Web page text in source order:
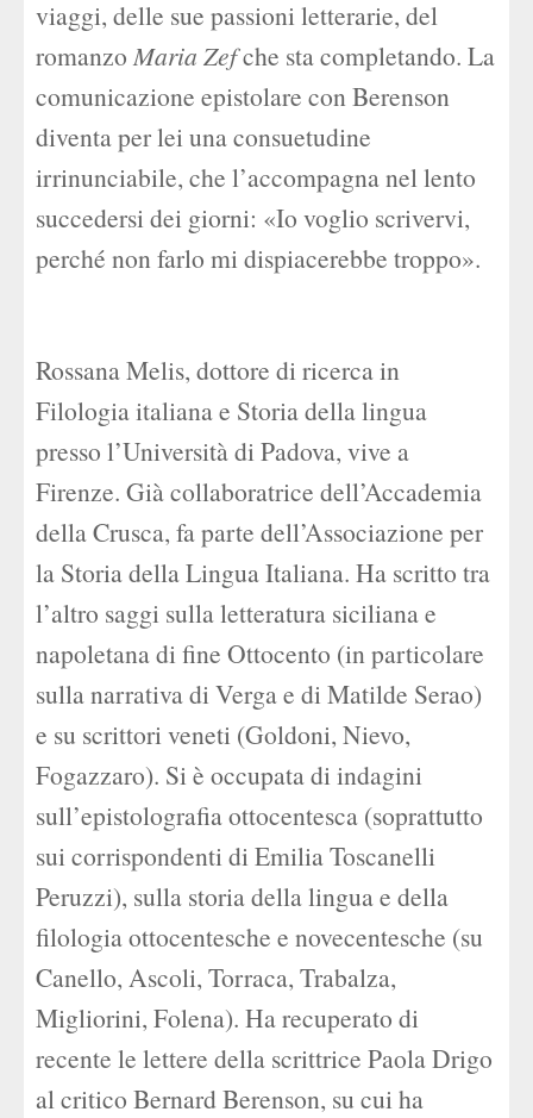
viaggi, delle sue passioni letterarie, del
romanzoMaria Zefche sta completando. La
comunicazione epistolare con Berenson
diventa per lei una consuetudine
irrinunciabile, che l’accompagna nel lento
succedersi dei giorni: «Io voglio scrivervi,
perché non farlo mi dispiacerebbe troppo».
Rossana Melis, dottore di ricerca in
Filologia italiana e Storia della lingua
presso l’Università di Padova, vive a
Firenze. Già collaboratrice dell’Accademia
della Crusca, fa parte dell’Associazione per
la Storia della Lingua Italiana. Ha scritto tra
l’altro saggi sulla letteratura siciliana e
napoletana di fine Ottocento (in particolare
sulla narrativa di Verga e di Matilde Serao)
e su scrittori veneti (Goldoni, Nievo,
Fogazzaro). Si è occupata di indagini
sull’epistolografia ottocentesca (soprattutto
sui corrispondenti di Emilia Toscanelli
Peruzzi), sulla storia della lingua e della
filologia ottocentesche e novecentesche (su
Canello, Ascoli, Torraca, Trabalza,
Migliorini, Folena). Ha recuperato di
recente le lettere della scrittrice Paola Drigo
al critico Bernard Berenson, su cui ha